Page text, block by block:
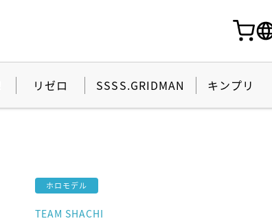
リゼロ SSSS.GRIDMAN キンプリ
ホロモデル
TEAM SHACHI